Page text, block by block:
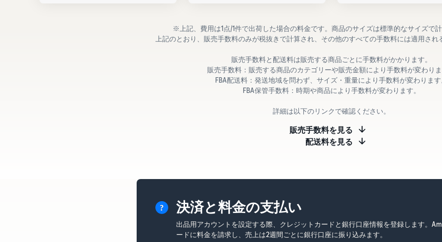
※上記、費用は1点/1件で出荷した場合の料金です。商品のサイズは標準的なサイズで計
上記のとおり、販売手数料のみが税抜きで計算され、その他のすべての手数料には適用され
販売手数料と配送料は販売する商品ごとに手数料がかかります。
販売手数料：販売する商品のカテゴリーや販売金額により手数料が変わりま
FBA配送料：発送地域を問わず、サイズ・重量により手数料が変わります
FBA保管手数料：時期や商品により手数料が変わります。
詳細は以下のリンクで確認ください。
販売手数料を見る
配送料を見る
決済と料金の支払い
出品用アカウントを設定する際、クレジットカードと銀行口座情報を登録します。
ードに料金を請求し、売上は2週間ごとに銀行口座に振り込みます。